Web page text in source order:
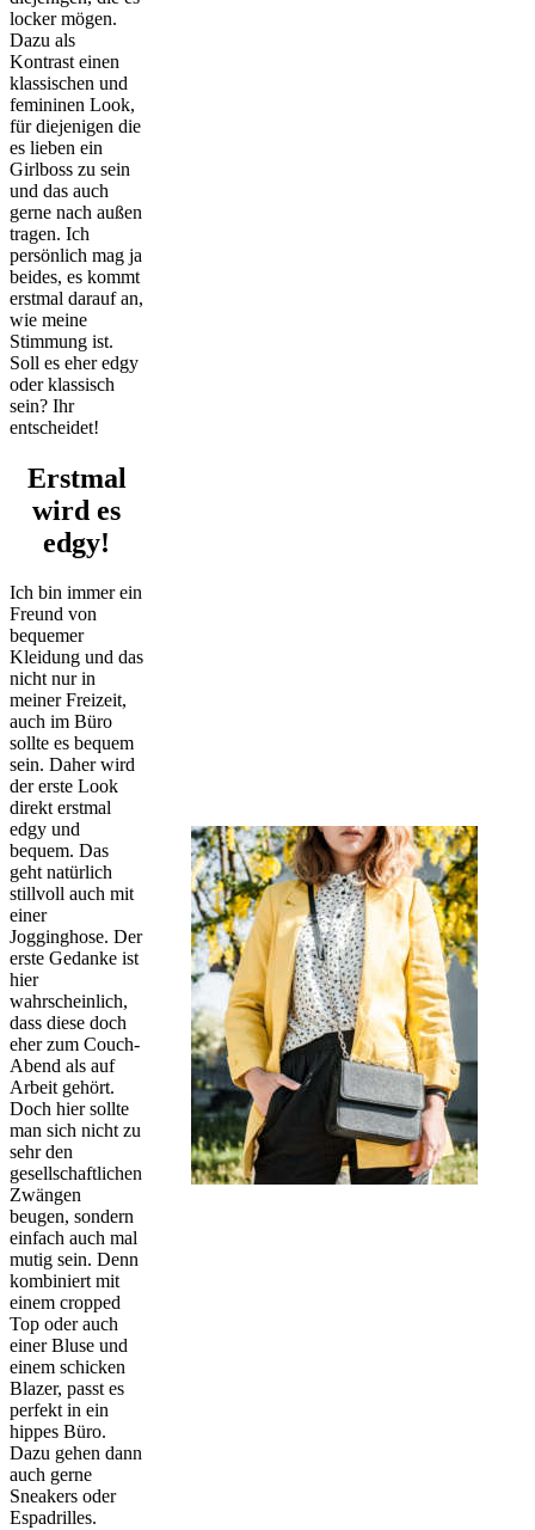
locker mögen.
Dazu als
Kontrast einen
klassischen und
femininen Look,
für diejenigen die
es lieben ein
Girlboss zu sein
und das auch
gerne nach außen
tragen. Ich
persönlich mag ja
beides, es kommt
erstmal darauf an,
wie meine
Stimmung ist.
Soll es eher edgy
oder klassisch
sein? Ihr
entscheidet!
Erstmal
wird es
edgy!
Ich bin immer ein
Freund von
bequemer
Kleidung und das
nicht nur in
meiner Freizeit,
auch im Büro
sollte es bequem
sein. Daher wird
der erste Look
direkt erstmal
edgy und
bequem. Das
geht natürlich
stillvoll auch mit
einer
Jogginghose. Der
erste Gedanke ist
hier
wahrscheinlich,
dass diese doch
eher zum Couch-
Abend als auf
Arbeit gehört.
Doch hier sollte
man sich nicht zu
sehr den
gesellschaftlichen
Zwängen
beugen, sondern
einfach auch mal
mutig sein. Denn
kombiniert mit
einem cropped
Top oder auch
einer Bluse und
einem schicken
Blazer, passt es
perfekt in ein
hippes Büro.
Dazu gehen dann
auch gerne
Sneakers oder
Espadrilles.